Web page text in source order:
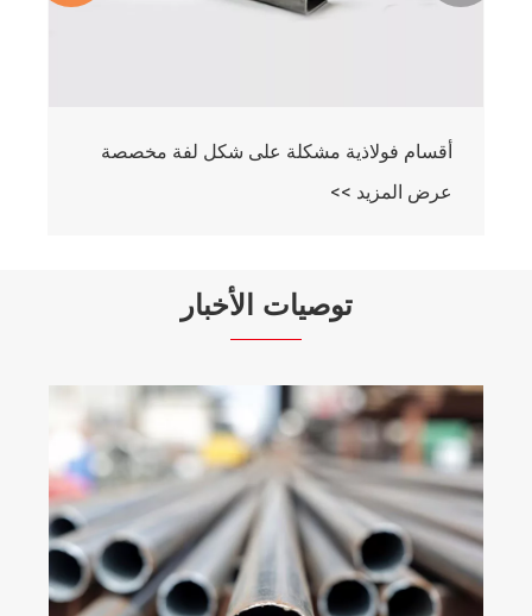
أقسام فولاذية مشكلة على شكل لفة مخصصة
عرض المزيد >>
توصيات الأخبار